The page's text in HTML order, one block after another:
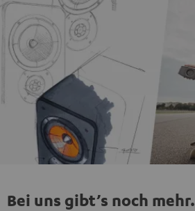
Bei uns gibt’s noch mehr.